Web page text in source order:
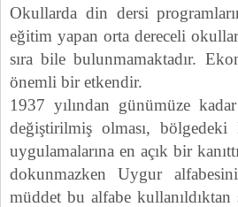
Okullarda din dersi
eğitim yapan orta dereceli
sıra bile bulunmamaktadır.
önemli bir etkendir.
1937 yılından günümüze
değiştirilmiş olması,
uygulamalarına en açık bir
dokunmazken Uygur
müddet bu alfabe